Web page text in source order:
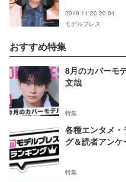
2019.11.20 20:04
モデルプレス
おすすめ特集
8月のカバーモ
文哉
特集
各種エンタメ
グ＆読者アン
特集